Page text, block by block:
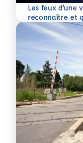
Les feux
reconnaître et
En savoir plus